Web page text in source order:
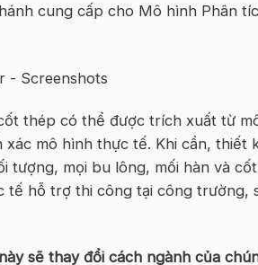
cung cấp cho Mô hình Phân
thép có thể được trích xuất từ
mô hình thực tế. Khi cần, thiết
tượng, mọi bu lông, mối hàn và
tế hỗ trợ thi công tại công trường,
sẽ thay đổi cách ngành của